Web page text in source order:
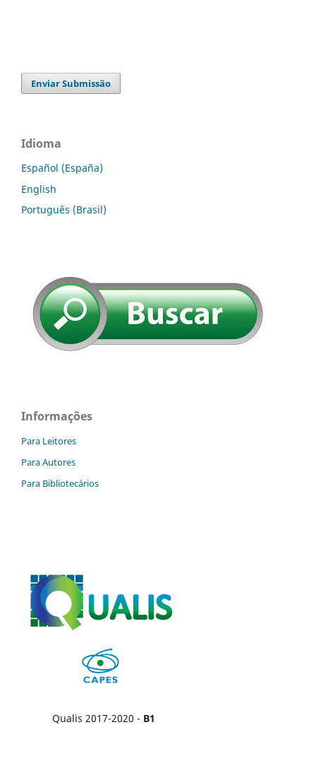
Enviar Submissão
Idioma
Español (España)
English
Português (Brasil)
Informações
Para Leitores
Para Autores
Para Bibliotecários
Qualis 2017-2020 - B1